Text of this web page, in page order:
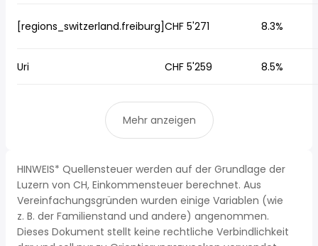
[regions_switzerland.freiburg]CHF 5'271 8.3%
Uri CHF 5'259 8.5%
Mehr anzeigen
HINWEIS* Quellensteuer werden auf der Grundlage der
Luzern von CH, Einkommensteuer berechnet. Aus
Vereinfachungsgründen wurden einige Variablen (wie
z. B. der Familienstand und andere) angenommen.
Dieses Dokument stellt keine rechtliche Verbindlichkeit